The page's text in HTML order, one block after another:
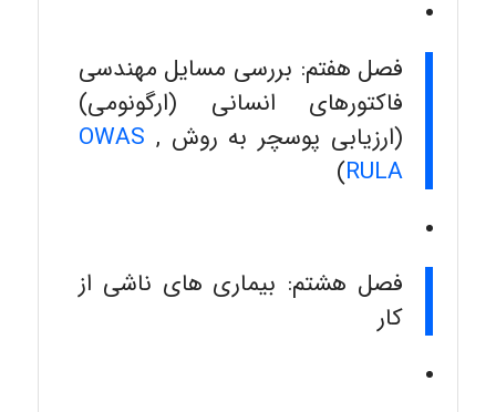
فصل هفتم: بررسی مسایل مهندسی
فاکتورهای انسانی (ارگونومی)
(ارزیابی پوسچر به روش
OWAS ,
RULA
)
فصل هشتم: بیماری های ناشی از
کار